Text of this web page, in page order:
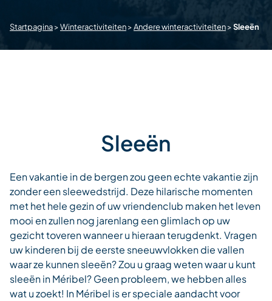
Startpagina>Winteractiviteiten>Andere winteractiviteiten>Sleeën
Sleeën
Een vakantie in de bergen zou geen echte vakantie zijn
zonder een sleewedstrijd. Deze hilarische momenten
met het hele gezin of uw vriendenclub maken het leven
mooi en zullen nog jarenlang een glimlach op uw
gezicht toveren wanneer u hieraan terugdenkt. Vragen
uw kinderen bij de eerste sneeuwvlokken die vallen
waar ze kunnen sleeën? Zou u graag weten waar u kunt
sleeën in Méribel? Geen probleem, we hebben alles
wat u zoekt! In Méribel is er speciale aandacht voor